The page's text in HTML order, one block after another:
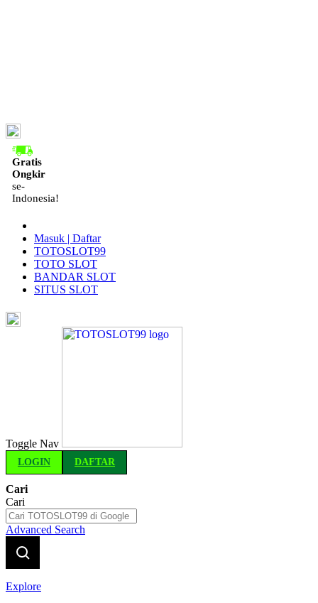
Gratis
Ongkir
se-
Indonesia!
Masuk | Daftar
TOTOSLOT99
TOTO SLOT
BANDAR SLOT
SITUS SLOT
Toggle Nav
LOGIN DAFTAR
Cari
Cari
Advanced Search
Explore